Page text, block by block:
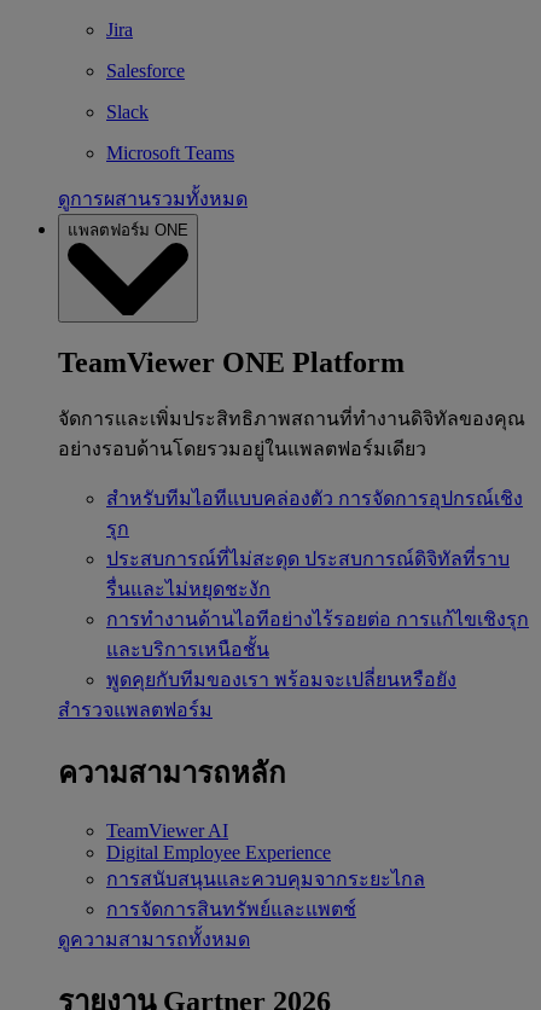
Jira
Salesforce
Slack
Microsoft Teams
ดูการผสานรวมทั้งหมด
แพลตฟอร์ม ONE
TeamViewer ONE Platform
จัดการและเพิ่มประสิทธิภาพสถานที่ทำงานดิจิทัลของคุณ
อย่างรอบด้านโดยรวมอยู่ในแพลตฟอร์มเดียว
สำหรับทีมไอทีแบบคล่องตัว การจัดการอุปกรณ์เชิง
รุก
ประสบการณ์ที่ไม่สะดุด ประสบการณ์ดิจิทัลที่ราบ
รื่นและไม่หยุดชะงัก
การทำงานด้านไอทีอย่างไร้รอยต่อ การแก้ไขเชิงรุก
และบริการเหนือชั้น
พูดคุยกับทีมของเรา พร้อมจะเปลี่ยนหรือยัง
สำรวจแพลตฟอร์ม
ความสามารถหลัก
TeamViewer AI
Digital Employee Experience
การสนับสนุนและควบคุมจากระยะไกล
การจัดการสินทรัพย์และแพตช์
ดูความสามารถทั้งหมด
รายงาน Gartner 2026